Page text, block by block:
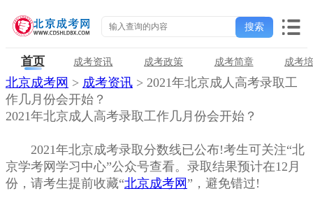
首页 成考资讯 成考政策 成考简章 成考
北京成考网 > 成考资讯 > 2021年北京成人高考录取工
作几月份会开始？
2021年北京成人高考录取工作几月份会开始？
2021年北京成考录取分数线已公布!考生可关注“北
京学考网学习中心”公众号查看。录取结果预计在12月
份，请考生提前收藏“北京成考网 ”，避免错过!